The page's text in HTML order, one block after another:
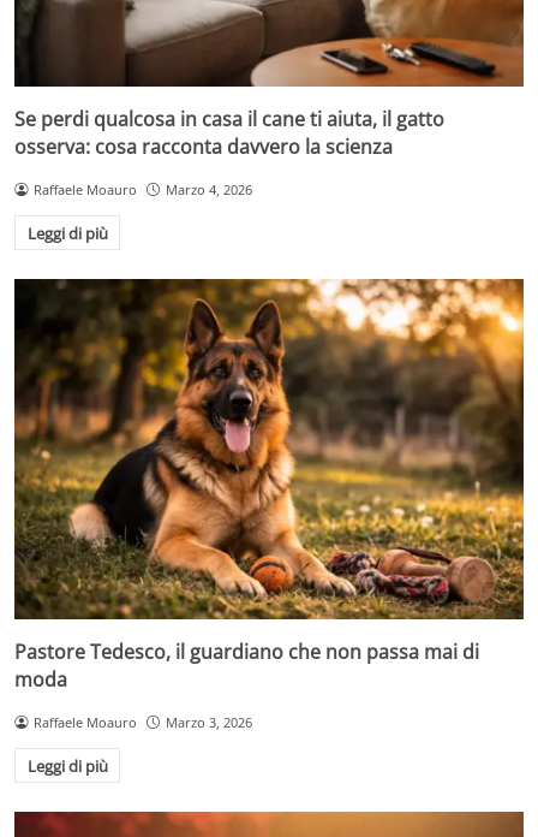
Se perdi qualcosa in casa il cane ti aiuta, il gatto
osserva: cosa racconta davvero la scienza
Raffaele Moauro Marzo 4, 2026
Leggi di più
Pastore Tedesco, il guardiano che non passa mai di
moda
Raffaele Moauro Marzo 3, 2026
Leggi di più